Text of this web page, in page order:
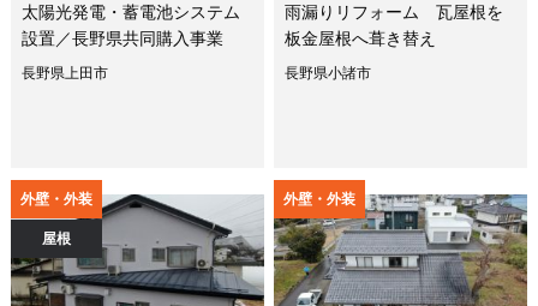
太陽光発電・蓄電池システム
設置／長野県共同購入事業
長野県上田市
雨漏りリフォーム 瓦屋根を
板金屋根へ葺き替え
長野県小諸市
外壁・外装
屋根
外壁・外装